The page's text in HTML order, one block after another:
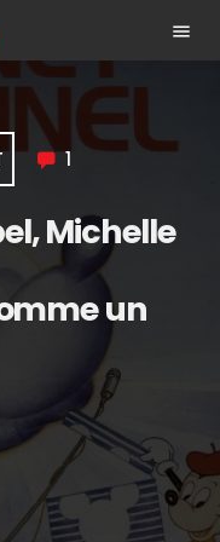
menu
1
Michelle
un